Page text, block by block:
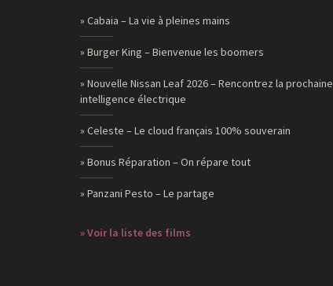
» Cabaia – La vie à pleines mains
» Burger King – Bienvenue les boomers
» Nouvelle Nissan Leaf 2026 – Rencontrez la prochaine
intelligence électrique
» Celeste – Le cloud français 100% souverain
» Bonus Réparation – On répare tout
» Panzani Pesto – Le partage
» Voir la liste des films